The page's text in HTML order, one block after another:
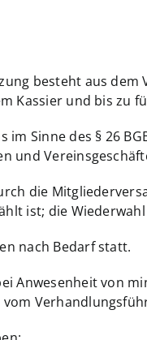
besteht aus dem
Kassier und bis zu
im Sinne des § 26
und
die
ist; die
nach Bedarf statt.
Anwesenheit von